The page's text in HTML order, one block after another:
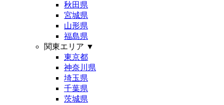
秋田県
宮城県
山形県
福島県
関東エリア ▼
東京都
神奈川県
埼玉県
千葉県
茨城県